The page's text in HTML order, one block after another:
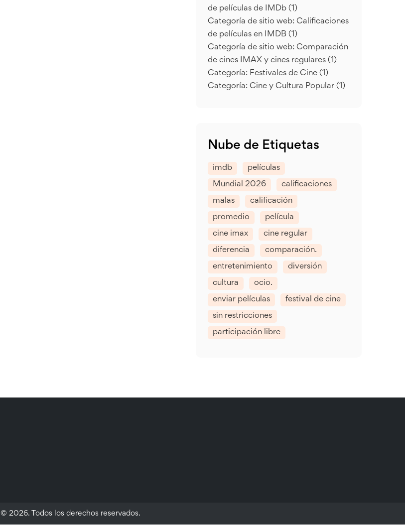
de películas de IMDb (1)
Categoría de sitio web: Calificaciones
de películas en IMDB (1)
Categoría de sitio web: Comparación
de cines IMAX y cines regulares (1)
Categoría: Festivales de Cine (1)
Categoría: Cine y Cultura Popular (1)
Nube de Etiquetas
imdb películas
Mundial 2026 calificaciones
malas calificación
promedio película
cine imax cine regular
diferencia comparación.
entretenimiento diversión
cultura ocio.
enviar películas festival de cine
sin restricciones
participación libre
© 2026. Todos los derechos reservados.